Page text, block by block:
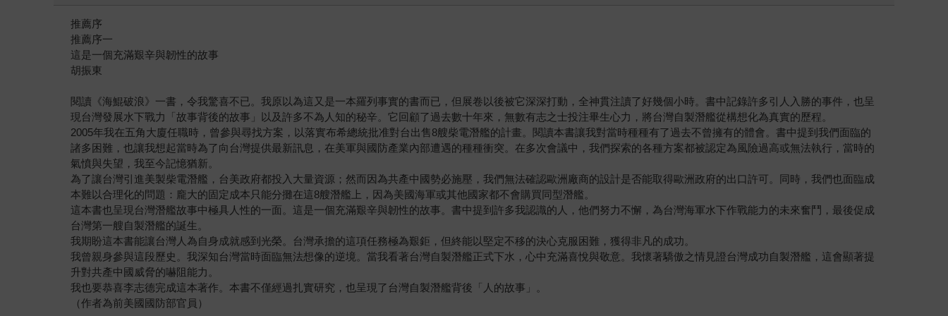
推薦序
推薦序一
這是一個充滿艱辛與韌性的故事
胡振東
閱讀《海鯤破浪》一書，令我驚喜不已。我原以為這又是一本羅列事實的書而已，但展卷以後被它深深打動，全神貫注讀了好幾個小時。書中記錄許多引人入勝的事件，也呈
現台灣發展水下戰力「故事背後的故事」以及許多不為人知的秘辛。它回顧了過去數十年來，無數有志之士投注畢生心力，將台灣自製潛艦從構想化為真實的歷程。
2005年我在五角大廈任職時，曾參與尋找方案，以落實布希總統批准對台出售8艘柴電潛艦的計畫。閱讀本書讓我對當時種種有了過去不曾擁有的體會。書中提到我們面臨的
諸多困難，也讓我想起當時為了向台灣提供最新訊息，在美軍與國防產業內部遭遇的種種衝突。在多次會議中，我們探索的各種方案都被認定為風險過高或無法執行，當時的
氣憤與失望，我至今記憶猶新。
為了讓台灣引進美製柴電潛艦，台美政府都投入大量資源；然而因為共產中國勢必施壓，我們無法確認歐洲廠商的設計是否能取得歐洲政府的出口許可。同時，我們也面臨成
本難以合理化的問題：龐大的固定成本只能分攤在這8艘潛艦上，因為美國海軍或其他國家都不會購買同型潛艦。
這本書也呈現台灣潛艦故事中極具人性的一面。這是一個充滿艱辛與韌性的故事。書中提到許多我認識的人，他們努力不懈，為台灣海軍水下作戰能力的未來奮鬥，最後促成
台灣第一艘自製潛艦的誕生。
我期盼這本書能讓台灣人為自身成就感到光榮。台灣承擔的這項任務極為艱鉅，但終能以堅定不移的決心克服困難，獲得非凡的成功。
我曾親身參與這段歷史。我深知台灣當時面臨無法想像的逆境。當我看著台灣自製潛艦正式下水，心中充滿喜悅與敬意。我懷著驕傲之情見證台灣成功自製潛艦，這會顯著提
升對共產中國威脅的嚇阻能力。
我也要恭喜李志德完成這本著作。本書不僅經過扎實研究，也呈現了台灣自製潛艦背後「人的故事」。
（作者為前美國國防部官員）